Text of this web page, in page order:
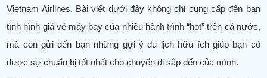
Vietnam Airlines. Bài viết dưới đây không chỉ cung cấp đến bạn
tình hình giá vé máy bay của nhiều hành trình “hot” trên cả nước,
mà còn gửi đến bạn những gợi ý du lịch hữu ích giúp bạn có
được sự chuẩn bị tốt nhất cho chuyến đi sắp đến của mình.